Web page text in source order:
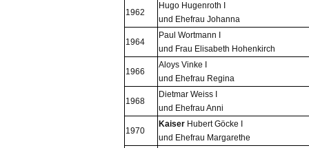
1962
Hugo Hugenroth I
und Ehefrau Johanna
1964
Paul Wortmann I
und Frau Elisabeth Hohenkirch
1966
Aloys Vinke I
und Ehefrau Regina
1968
Dietmar Weiss I
und Ehefrau Anni
1970
Kaiser Hubert Göcke I
und Ehefrau Margarethe